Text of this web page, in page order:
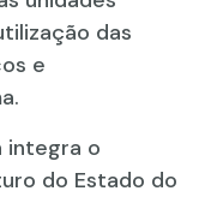
das
e
integra o
do Estado do